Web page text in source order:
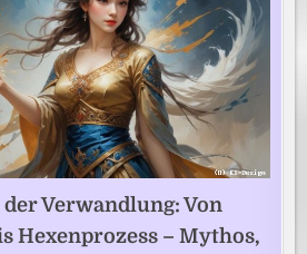
Verwandlung: Von
Hexenprozess – Mythos,